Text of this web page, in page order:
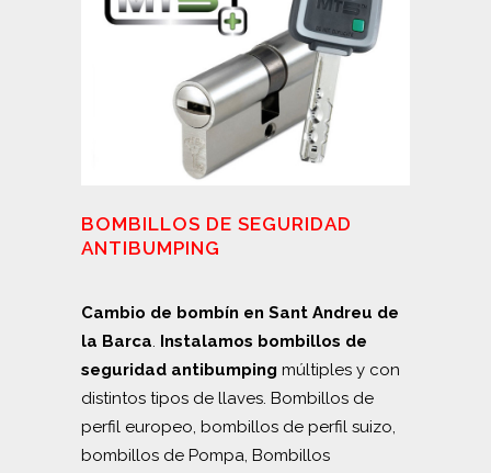
BOMBILLOS DE SEGURIDAD
ANTIBUMPING
Cambio de bombín en Sant Andreu de
la Barca. Instalamos bombillos de
seguridad antibumping múltiples y con
distintos tipos de llaves. Bombillos de
perfil europeo, bombillos de perfil suizo,
bombillos de Pompa, Bombillos